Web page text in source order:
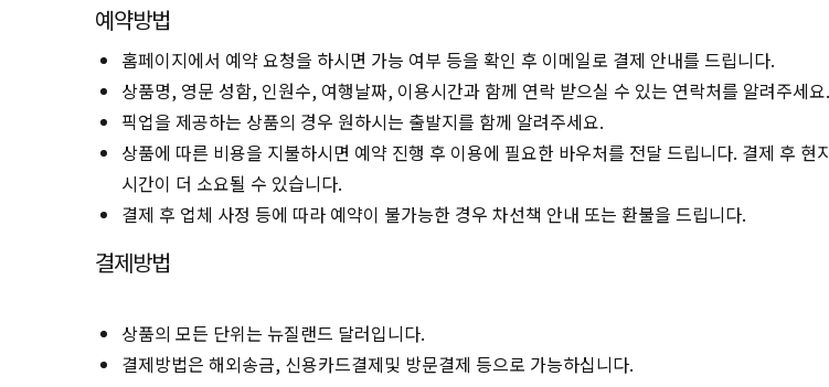
예약방법
홈페이지에서 예약 요청을 하시면 가능 여부 등을 확인 후 이메일로 결제 안내를 드립니다.
상품명, 영문 성함, 인원수, 여행날짜, 이용시간과 함께 연락 받으실 수 있는 연락처를 알려주세요.
픽업을 제공하는 상품의 경우 원하시는 출발지를 함께 알려주세요.
상품에 따른 비용을 지불하시면 예약 진행 후 이용에 필요한 바우처를 전달 드립니다. 결제 후
시간이 더 소요될 수 있습니다.
결제 후 업체 사정 등에 따라 예약이 불가능한 경우 차선책 안내 또는 환불을 드립니다.
결제방법
상품의 모든 단위는 뉴질랜드 달러입니다.
결제방법은 해외송금, 신용카드결제및 방문결제 등으로 가능하십니다.